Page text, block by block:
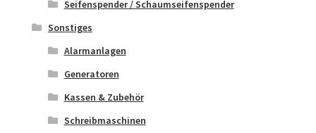
Seifenspender / Schaumseifenspender
Sonstiges
Alarmanlagen
Generatoren
Kassen & Zubehör
Schreibmaschinen